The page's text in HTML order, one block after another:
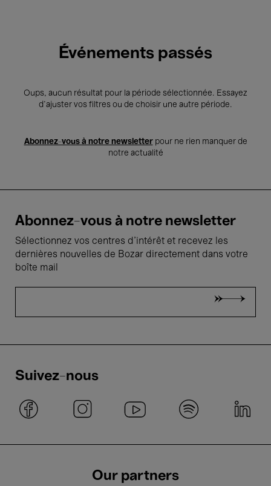
Événements passés
Oups, aucun résultat pour la période sélectionnée. Essayez
d’ajuster vos filtres ou de choisir une autre période.
Abonnez-vous à notre newsletterpour ne rien manquer de
notre actualité
Abonnez-vous à notre newsletter
Sélectionnez vos centres d'intérêt et recevez les
dernières nouvelles de Bozar directement dans votre
boîte mail
Suivez-nous
Our partners